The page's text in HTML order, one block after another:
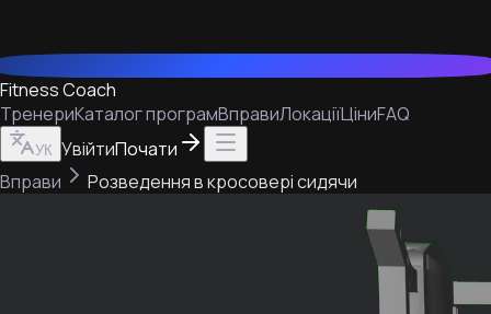
Fitness Coach
ТренериКаталог програмВправиЛокаціїЦіниFAQ
УК УвійтиПочати
Вправи
Розведення в кросовері сидячи